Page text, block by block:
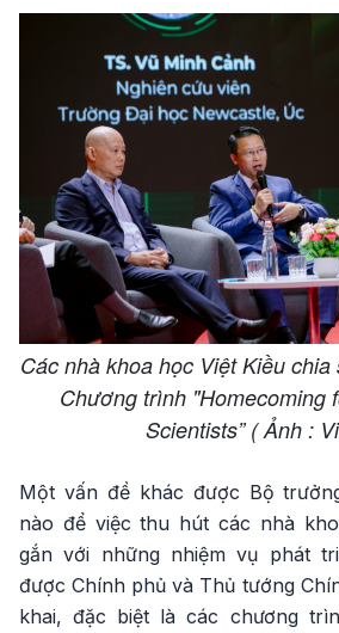
Các nhà khoa học Việt Kiều
Chương trình "Homecoming
Scientists” ( Ảnh :
Một vấn đề khác được Bộ
nào để việc thu hút các nhà
gắn với những nhiệm vụ phát
được Chính phủ và Thủ tướng
khai, đặc biệt là các chương